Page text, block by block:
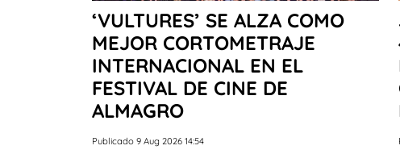
‘VULTURES’ SE ALZA COMO
MEJOR CORTOMETRAJE
INTERNACIONAL EN EL
FESTIVAL DE CINE DE
ALMAGRO
Publicado 9 Aug 2026 14:54